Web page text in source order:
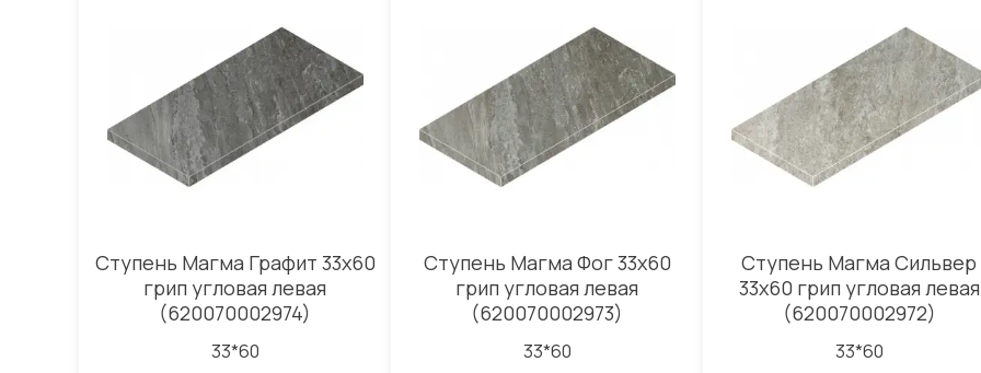
Ступень Магма Графит 33x60
грип угловая левая
(620070002974)
33*60
Ступень Магма Фог 33x60
грип угловая левая
(620070002973)
33*60
Ступень Магма Сильвер
33x60 грип угловая левая
(620070002972)
33*60